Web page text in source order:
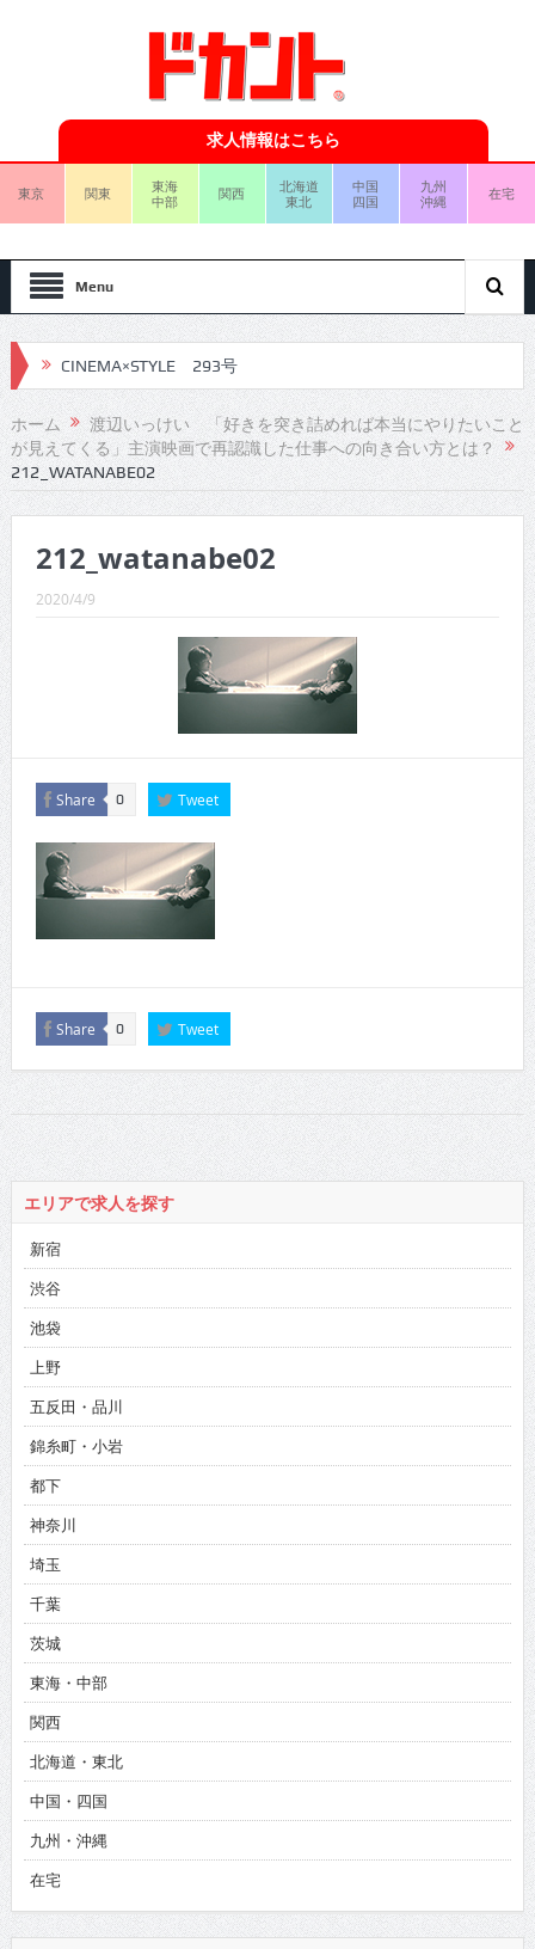
求人情報はこちら
東京 関東
東海
中部
関西
北海道
東北
中国
四国
九州
沖縄
在宅
Menu
CINEMA×STYLE 293号
CINEMA×STYLE 292号
CINEMA×STYLE 291号
CINEMA×STYLE 290号
CINEMA×STYLE 289号
CINEMA×STYLE 288号
CINEMA×STYLE 287号
CINEMA×STYLE 286号
ホーム
渡辺いっけい 「好きを突き詰めれば本当にやりたいこと
が見えてくる」主演映画で再認識した仕事への向き合い方とは？
212_WATANABE02
212_watanabe02
2020/4/9
Share 0 Tweet
Share 0 Tweet
エリアで求人を探す
新宿
渋谷
池袋
上野
五反田・品川
錦糸町・小岩
都下
神奈川
埼玉
千葉
茨城
東海・中部
関西
北海道・東北
中国・四国
九州・沖縄
在宅